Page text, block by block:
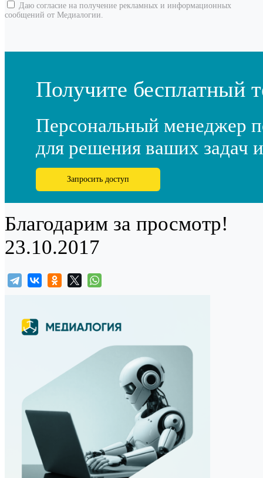
Даю согласие на получение рекламных и информационных
сообщений от Медиалогии.
Получите бесплатный
Персональный менеджер
для решения ваших задач
Запросить доступ
Благодарим за просмотр!
23.10.2017